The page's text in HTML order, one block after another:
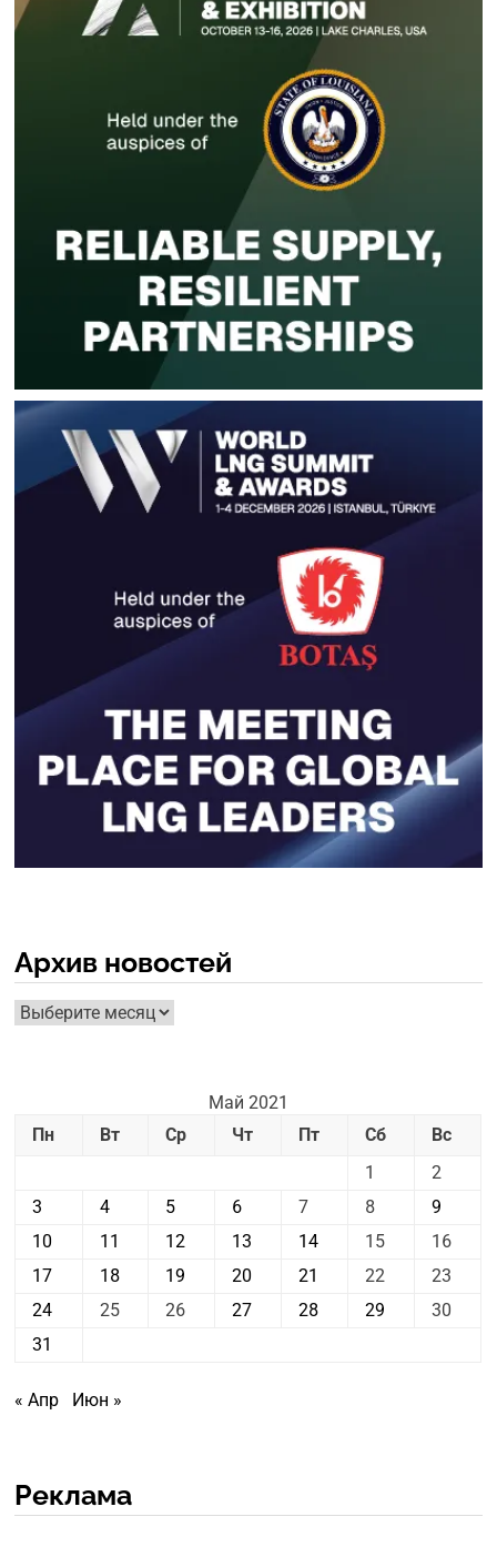
Архив новостей
Архив
новостей
Май 2021
Пн
Вт Ср Чт Пт Сб
Вс
1
2
3
4 5 6 7 8
9
10
11 12 13 14 15
16
17
18 19 20 21 22
23
24
25 26 27 28 29
30
31
« Апр Июн »
Реклама